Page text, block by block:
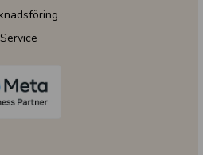
i Wordpress
SEO
Service